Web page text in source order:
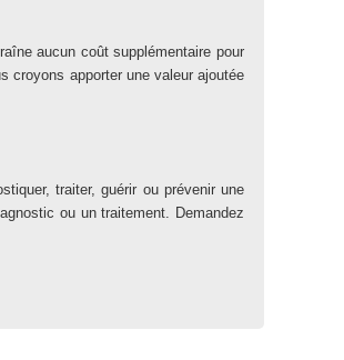
aucun coût supplémentaire pour
croyons apporter une valeur ajoutée
traiter, guérir ou prévenir une
ou un traitement. Demandez